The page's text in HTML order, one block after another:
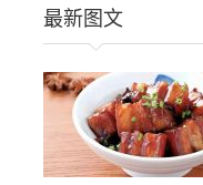
最新图文